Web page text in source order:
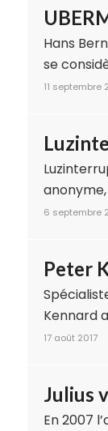
Hans
se
11 septembre
6 septembre
Peter
Kennard
17 août 2017
Julius
En 2007